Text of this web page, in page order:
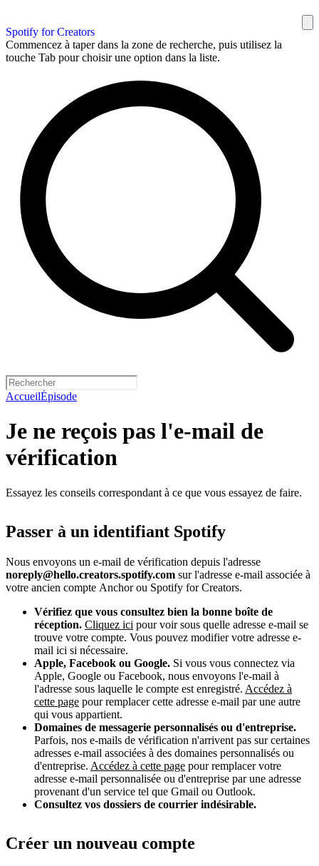
Spotify for Creators
Commencez à taper dans la zone de recherche, puis utilisez la
touche Tab pour choisir une option dans la liste.
AccueilÉpisode
Je ne reçois pas l'e-mail de
vérification
Essayez les conseils correspondant à ce que vous essayez de faire.
Passer à un identifiant Spotify
Nous envoyons un e-mail de vérification depuis l'adresse
noreply@hello.creators.spotify.com sur l'adresse e-mail associée à
votre ancien compte Anchor ou Spotify for Creators.
Vérifiez que vous consultez bien la bonne boîte de
réception. Cliquez ici pour voir sous quelle adresse e-mail se
trouve votre compte. Vous pouvez modifier votre adresse e-
mail ici si nécessaire.
Apple, Facebook ou Google. Si vous vous connectez via
Apple, Google ou Facebook, nous envoyons l'e-mail à
l'adresse sous laquelle le compte est enregistré. Accédez à
cette page pour remplacer cette adresse e-mail par une autre
qui vous appartient.
Domaines de messagerie personnalisés ou d'entreprise.
Parfois, nos e-mails de vérification n'arrivent pas sur certaines
adresses e-mail associées à des domaines personnalisés ou
d'entreprise. Accédez à cette page pour remplacer votre
adresse e-mail personnalisée ou d'entreprise par une adresse
provenant d'un service tel que Gmail ou Outlook.
Consultez vos dossiers de courrier indésirable.
Créer un nouveau compte